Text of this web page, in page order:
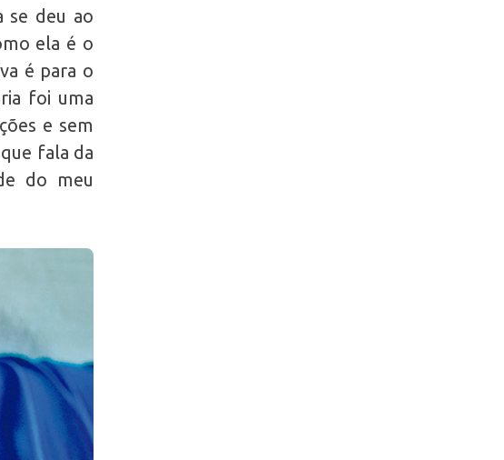
se deu ao
ela é o
é para o
foi uma
e sem
fala da
do meu